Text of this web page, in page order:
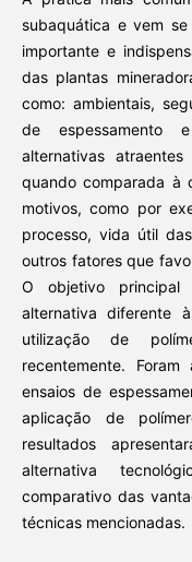
subaquática e vem
importante e
das plantas
como: ambientais,
de espessamento
alternativas
quando comparada à
motivos, como por
processo, vida útil
outros fatores que
O objetivo principal
alternativa diferente
utilização de
recentemente.
ensaios de
aplicação de
resultados
alternativa
comparativo das
técnicas mencionadas.